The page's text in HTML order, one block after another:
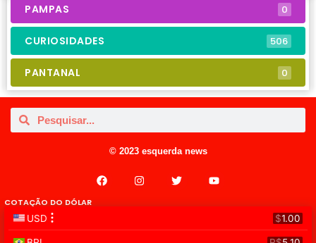
PAMPAS 0
CURIOSIDADES 506
PANTANAL 0
© 2023 esquerda news
COTAÇÃO DO DÓLAR